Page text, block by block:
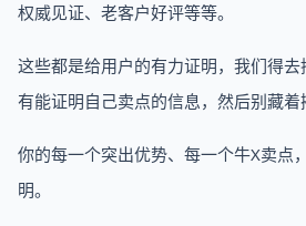
权威见证、老客户好评等等。
这些都是给用户的有力证明，我们得
有能证明自己卖点的信息，然后别藏着
你的每一个突出优势、每一个牛X卖点
明。